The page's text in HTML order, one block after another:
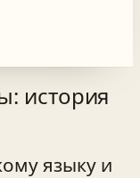
история
языку и